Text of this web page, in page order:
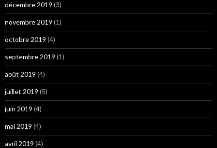
décembre 2019 (3)
novembre 2019 (1)
octobre 2019 (4)
septembre 2019 (1)
août 2019 (4)
juillet 2019 (5)
juin 2019 (4)
mai 2019 (4)
avril 2019 (4)